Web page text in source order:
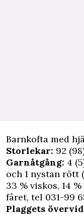
Barnkofta med
Storlekar: 92
Garnåtgång: 4
och 1 nystan rött
33 % viskos, 14
fåret, tel 031-99
Plaggets